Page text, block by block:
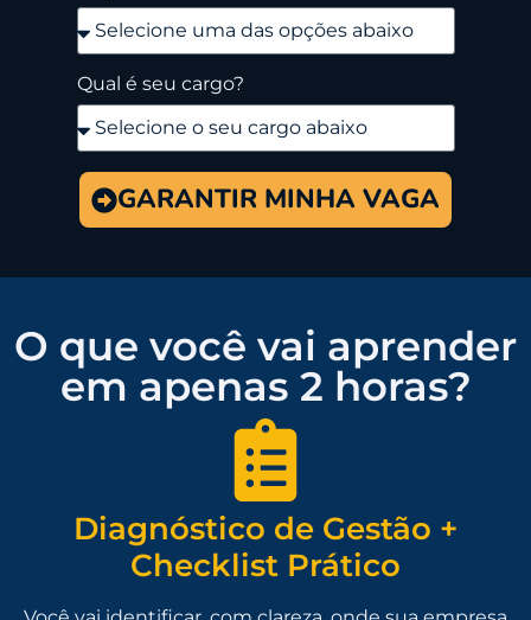
Qual é seu cargo?
GARANTIR MINHA VAGA
O que você vai aprender
em apenas 2 horas?
Diagnóstico de Gestão +
Checklist Prático